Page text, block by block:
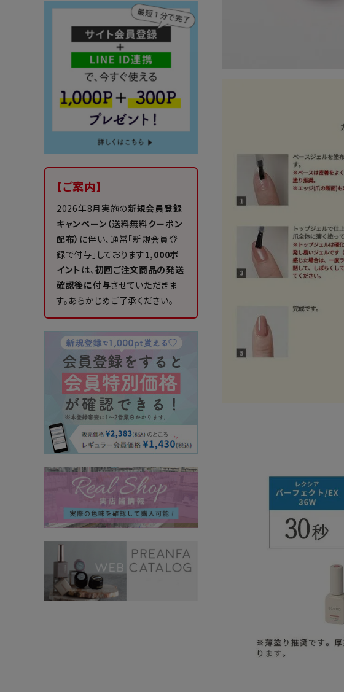
【ご案内】
2026年8月実施の新規会員登録
キャンペーン（送料無料クーポン
配布） に伴い、通常「新規会員登
録で付与」しております1,000ポ
イント は、初回ご注文商品の発送
確認後に付与させていただきま
す。あらかじめご了承ください。